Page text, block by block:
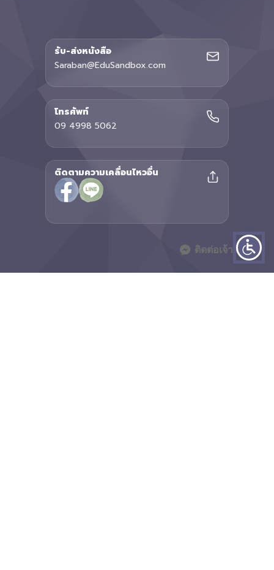
รับ-ส่งหนังสือ
Saraban@EduSandbox.com
โทรศัพท์
09 4998 5062
ติดตามความเคลื่อนไหวอื่น
ติดต่อเจ้าหน้าที่